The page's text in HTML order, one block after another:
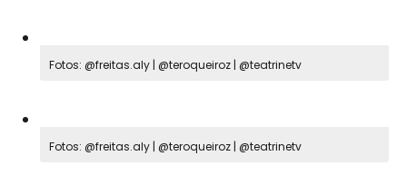
Fotos: @freitas.aly | @teroqueiroz | @teatrinetv
Fotos: @freitas.aly | @teroqueiroz | @teatrinetv